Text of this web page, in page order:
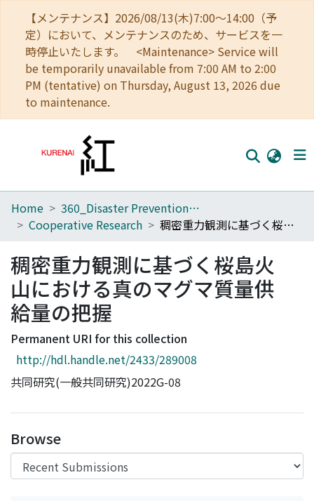
【メンテナンス】2026/08/13(木)7:00～14:00（予
定）において、メンテナンスのため、サービスを一
時停止いたします。 <Maintenance> Service will
be temporarily unavailable from 7:00 AM to 2:00
PM (tentative) on Thursday, August 13, 2026 due
to maintenance.
Home
Browse
Download Ranking
Access Statistics
Library Network
Home
360_Disaster Prevention Research Institute
Cooperative Research
稠密重力観測に基づく桜島火山における真のマグマ質量供給量の把握
稠密重力観測に基づく桜島火
山における真のマグマ質量供
給量の把握
Permanent URI for this collection
http://hdl.handle.net/2433/289008
共同研究(一般共同研究)2022G-08
Browse